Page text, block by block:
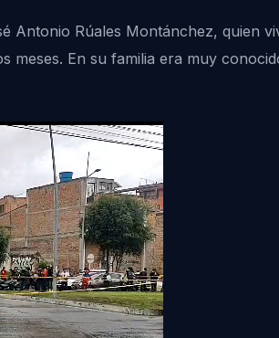
Antonio Rúales Montánchez, quien
meses. En su familia era muy